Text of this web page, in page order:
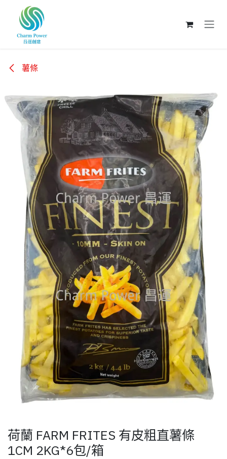
跳至內容
薯條
荷蘭 FARM FRITES 有皮粗直薯條
1CM 2KG*6包/箱